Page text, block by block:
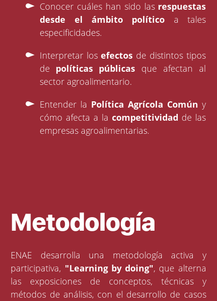
Conocer cuáles han sido las respuestas
desde el ámbito político a tales
especificidades.
Interpretar losefectos de distintos tipos
de políticas públicas que afectan al
sector agroalimentario.
Entender la Política Agrícola Común y
cómo afecta a lacompetitividad de las
empresas agroalimentarias.
Metodología
ENAE desarrolla una metodología activa y
participativa, "Learning by doing", que alterna
las exposiciones de conceptos, técnicas y
métodos de análisis, con el desarrollo de casos